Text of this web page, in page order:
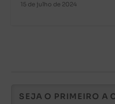
15 de julho de 2024